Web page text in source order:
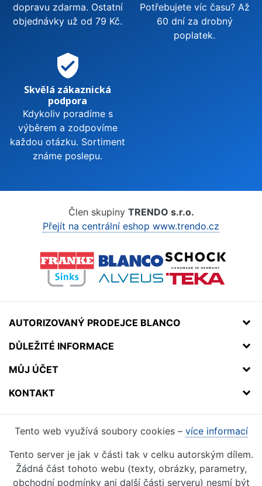
dopravu zdarma. Ostatní
objednávky už od 79 Kč.
Potřebujete víc času? Až
60 dní za drobný
poplatek.
verified_user
Skvělá zákaznická
podpora
Kdykoliv poradíme s
výběrem a zodpovíme
každou otázku. Sortiment
známe poslepu.
Člen skupiny TRENDO s.r.o.
Přejít na centrální eshop www.trendo.cz
AUTORIZOVANÝ PRODEJCE BLANCO
DŮLEŽITÉ INFORMACE
MŮJ ÚČET
KONTAKT
Tento web využívá soubory cookies – více informací
Tento server je jak v části tak v celku autorským dílem.
Žádná část tohoto webu (texty, obrázky, parametry,
obchodní podmínky ani další části serveru) nesmí být